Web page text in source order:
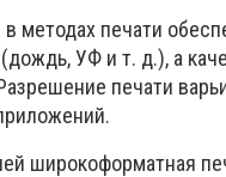
методах печати
УФ и т. д.), а
печати
широкоформатная